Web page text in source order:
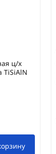
ц/х
TiSiAlN